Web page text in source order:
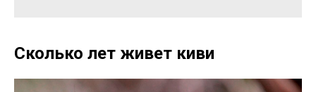
Сколько лет живет киви